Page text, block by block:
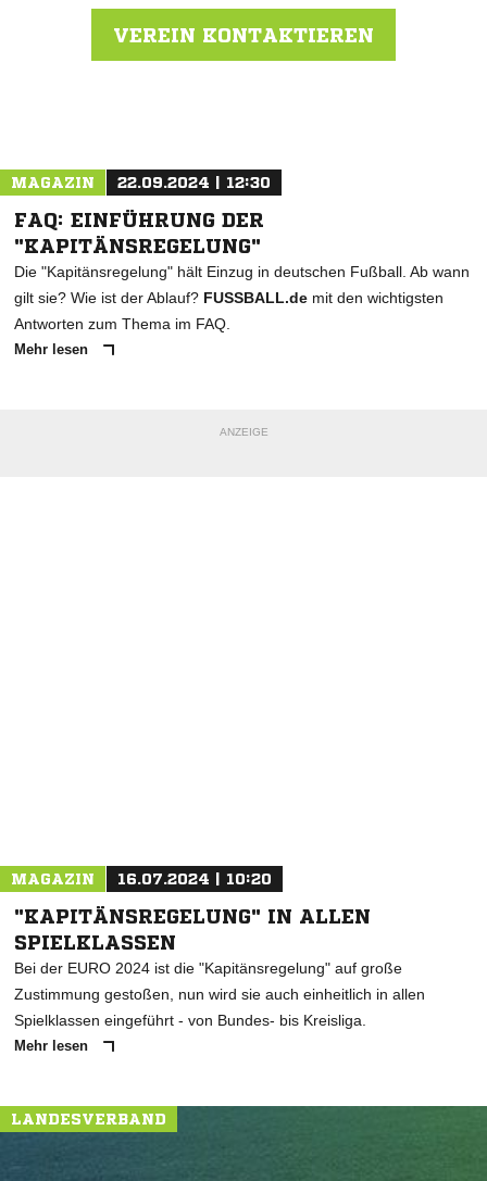
VEREIN KONTAKTIEREN
MAGAZIN 22.09.2024 | 12:30
FAQ: EINFÜHRUNG DER
"KAPITÄNSREGELUNG"
Die "Kapitänsregelung" hält Einzug in deutschen Fußball. Ab wann
gilt sie? Wie ist der Ablauf? FUSSBALL.de mit den wichtigsten
Antworten zum Thema im FAQ.
Mehr lesen
ANZEIGE
MAGAZIN 16.07.2024 | 10:20
"KAPITÄNSREGELUNG" IN ALLEN
SPIELKLASSEN
Bei der EURO 2024 ist die "Kapitänsregelung" auf große
Zustimmung gestoßen, nun wird sie auch einheitlich in allen
Spielklassen eingeführt - von Bundes- bis Kreisliga.
Mehr lesen
LANDESVERBAND